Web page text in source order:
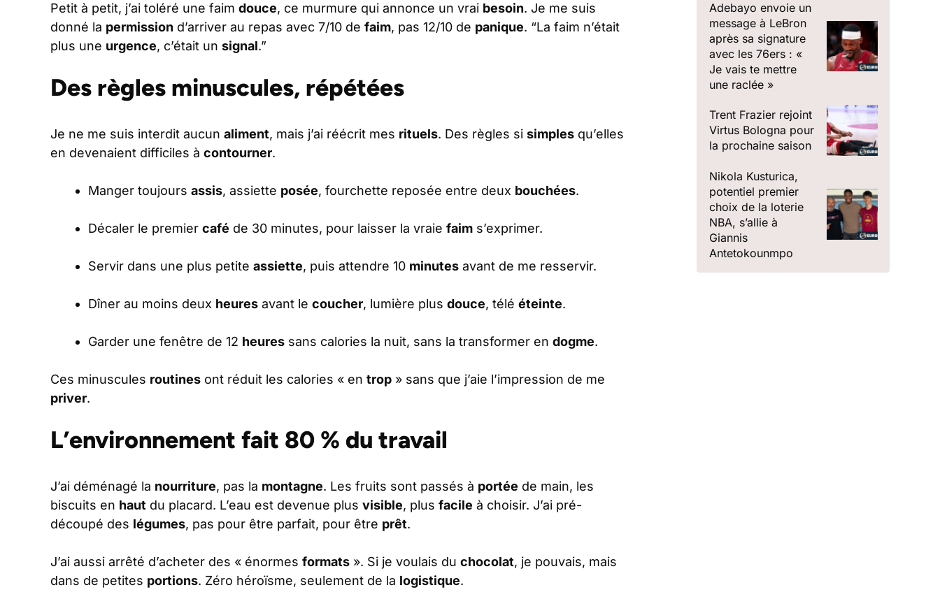
Petit à petit, j’ai toléré une faim douce, ce murmure qui annonce un vrai besoin. Je me suis
donné la permission d’arriver au repas avec 7/10 de faim, pas 12/10 de panique. “La faim n’était
plus une urgence, c’était un signal.”
Des règles minuscules, répétées
Je ne me suis interdit aucun aliment, mais j’ai réécrit mes rituels. Des règles si simples qu’elles
en devenaient difficiles à contourner.
Manger toujours assis, assiette posée, fourchette reposée entre deux bouchées.
Décaler le premier café de 30 minutes, pour laisser la vraie faim s’exprimer.
Servir dans une plus petite assiette, puis attendre 10 minutes avant de me resservir.
Dîner au moins deux heures avant le coucher, lumière plus douce, télé éteinte.
Garder une fenêtre de 12 heures sans calories la nuit, sans la transformer en dogme.
Ces minuscules routines ont réduit les calories « en trop » sans que j’aie l’impression de me
priver.
L’environnement fait 80 % du travail
J’ai déménagé la nourriture, pas la montagne. Les fruits sont passés à portée de main, les
biscuits en haut du placard. L’eau est devenue plus visible, plus facile à choisir. J’ai pré-
découpé des légumes, pas pour être parfait, pour être prêt.
J’ai aussi arrêté d’acheter des « énormes formats ». Si je voulais du chocolat, je pouvais, mais
dans de petites portions. Zéro héroïsme, seulement de la logistique.
Adebayo envoie un
message à LeBron
après sa signature
avec les 76ers : «
Je vais te mettre
une raclée »
Trent Frazier rejoint
Virtus Bologna pour
la prochaine saison
Nikola Kusturica,
potentiel premier
choix de la loterie
NBA, s’allie à
Giannis
Antetokounmpo